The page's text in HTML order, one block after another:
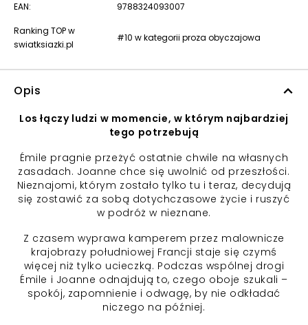
EAN: 9788324093007
Ranking TOP w
swiatksiazki.pl
#10 w kategorii proza obyczajowa
Opis
Los łączy ludzi w momencie, w którym najbardziej
tego potrzebują
Émile pragnie przeżyć ostatnie chwile na własnych
zasadach. Joanne chce się uwolnić od przeszłości.
Nieznajomi, którym zostało tylko tu i teraz, decydują
się zostawić za sobą dotychczasowe życie i ruszyć
w podróż w nieznane.
Z czasem wyprawa kamperem przez malownicze
krajobrazy południowej Francji staje się czymś
więcej niż tylko ucieczką. Podczas wspólnej drogi
Émile i Joanne odnajdują to, czego oboje szukali –
spokój, zapomnienie i odwagę, by nie odkładać
niczego na później.